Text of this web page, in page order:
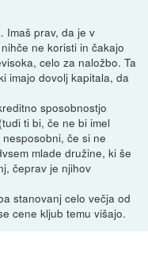
Imaš prav, da je v
ne koristi in čakajo
celo za naložbo. Ta
imajo dovolj kapitala, da
sposobnostjo
ti bi, če ne bi imel
če si ne
mlade družine, ki še
čeprav je njihov
stanovanj celo večja od
cene kljub temu višajo.